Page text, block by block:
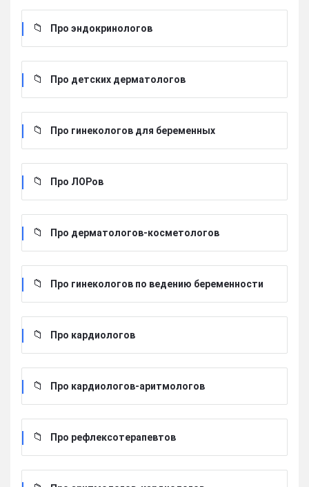
Про эндокринологов
Про детских дерматологов
Про гинекологов для беременных
Про ЛОРов
Про дерматологов-косметологов
Про гинекологов по ведению беременности
Про кардиологов
Про кардиологов-аритмологов
Про рефлексотерапевтов